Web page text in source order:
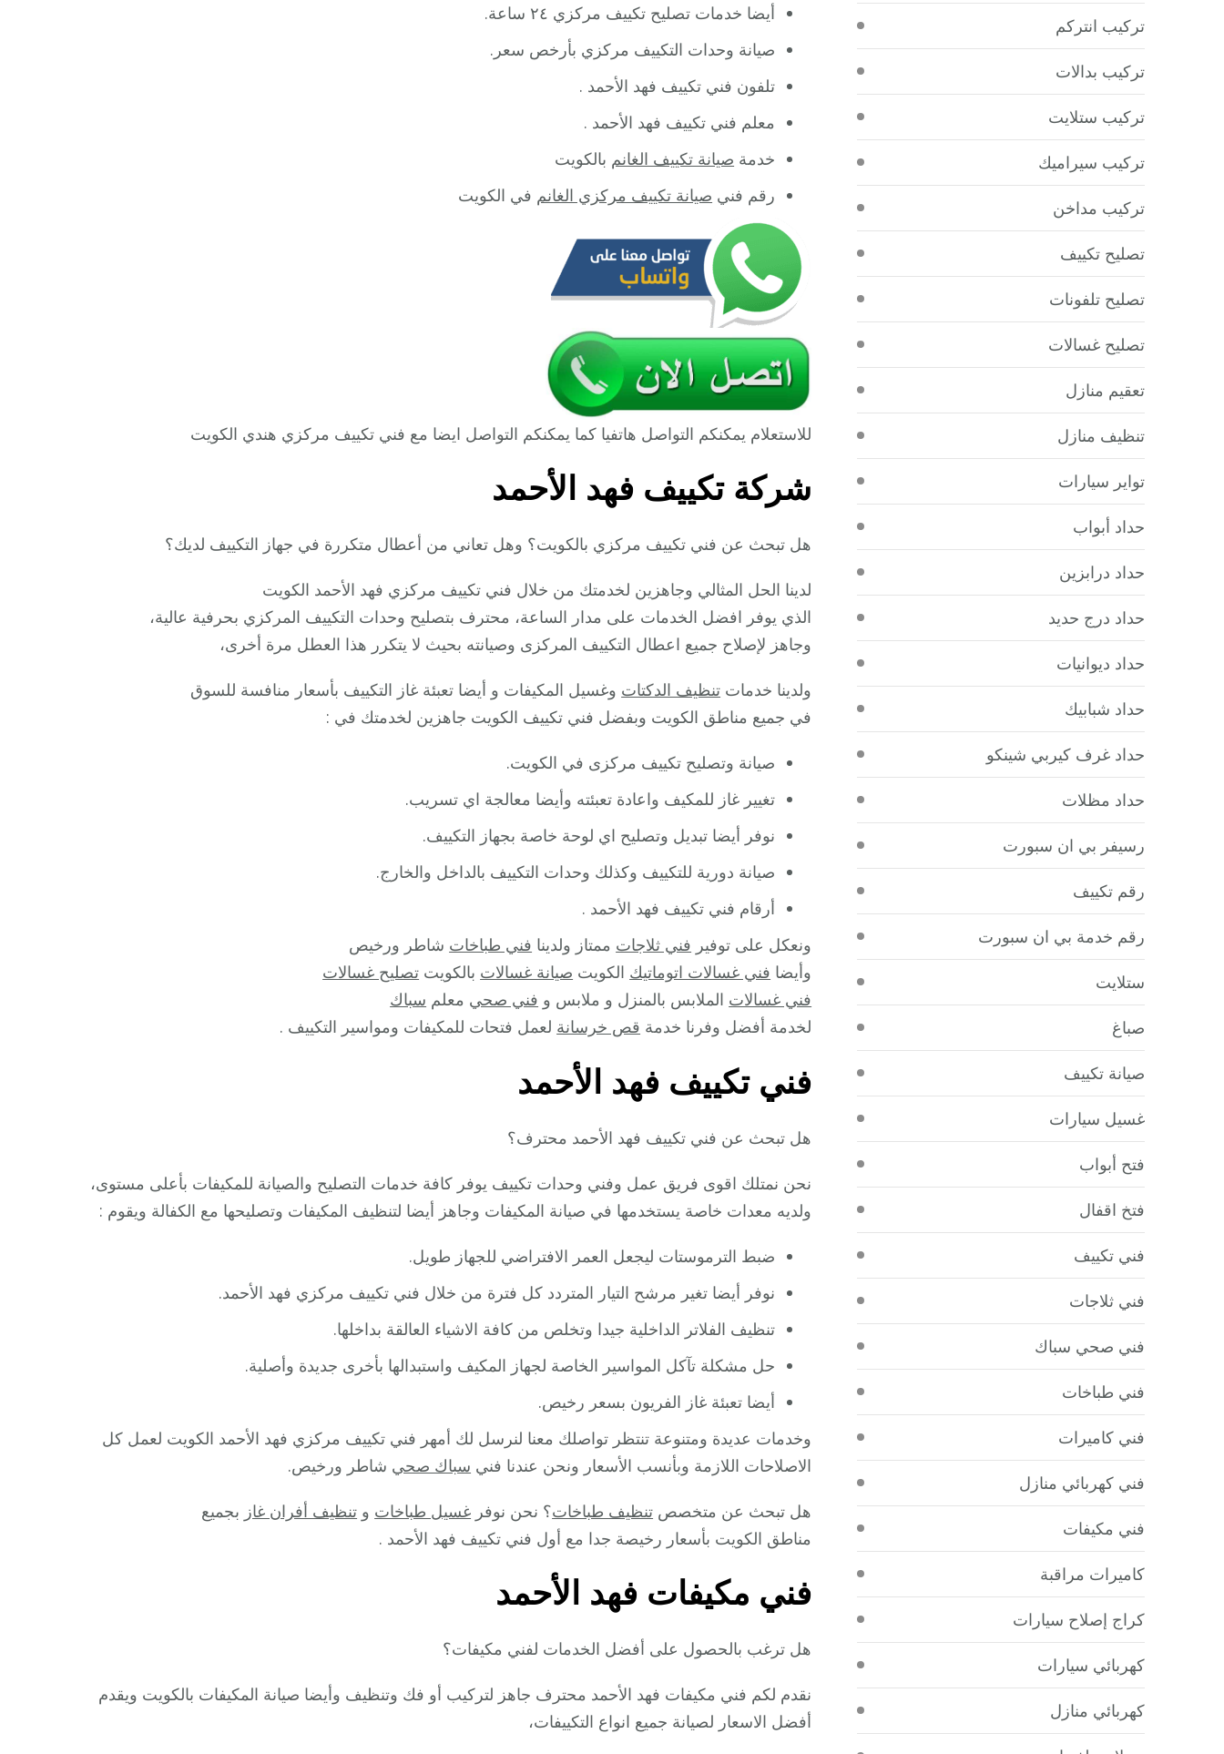
أيضا خدمات تصليح تكييف مركزي ٢٤ ساعة.
صيانة وحدات التكييف مركزي بأرخص سعر.
تلفون فني تكييف فهد الأحمد .
معلم فني تكييف فهد الأحمد .
خدمة صيانة تكييف الغانم بالكويت
رقم فني صيانة تكييف مركزي الغانم في الكويت
للاستعلام يمكنكم التواصل هاتفيا كما يمكنكم التواصل ايضا مع فني تكييف مركزي هندي الكويت
شركة تكييف فهد الأحمد
هل تبحث عن فني تكييف مركزي بالكويت؟ وهل تعاني من أعطال متكررة في جهاز التكييف لديك؟
لدينا الحل المثالي وجاهزين لخدمتك من خلال فني تكييف مركزي فهد الأحمد الكويت
الذي يوفر افضل الخدمات على مدار الساعة، محترف بتصليح وحدات التكييف المركزي بحرفية عالية،
وجاهز لإصلاح جميع اعطال التكييف المركزى وصيانته بحيث لا يتكرر هذا العطل مرة أخرى،
ولدينا خدمات تنظيف الدكتات وغسيل المكيفات و أيضا تعبئة غاز التكييف بأسعار منافسة للسوق
في جميع مناطق الكويت وبفضل فني تكييف الكويت جاهزين لخدمتك في :
صيانة وتصليح تكييف مركزى في الكويت.
تغيير غاز للمكيف واعادة تعبئته وأيضا معالجة اي تسريب.
نوفر أيضا تبديل وتصليح اي لوحة خاصة بجهاز التكييف.
صيانة دورية للتكييف وكذلك وحدات التكييف بالداخل والخارج.
أرقام فني تكييف فهد الأحمد .
ونعكل على توفير فني ثلاجات ممتاز ولدينا فني طباخات شاطر ورخيص
وأيضا فني غسالات اتوماتيك الكويت صيانة غسالات بالكويت تصليح غسالات
فني غسالات الملابس بالمنزل و ملابس و فني صحي معلم سباك
لخدمة أفضل وفرنا خدمة قص خرسانة لعمل فتحات للمكيفات ومواسير التكييف .
فني تكييف فهد الأحمد
هل تبحث عن فني تكييف فهد الأحمد محترف؟
نحن نمتلك اقوى فريق عمل وفني وحدات تكييف يوفر كافة خدمات التصليح والصيانة للمكيفات بأعلى مستوى،
ولديه معدات خاصة يستخدمها في صيانة المكيفات وجاهز أيضا لتنظيف المكيفات وتصليحها مع الكفالة ويقوم :
ضبط الترموستات ليجعل العمر الافتراضي للجهاز طويل.
نوفر أيضا تغير مرشح التيار المتردد كل فترة من خلال فني تكييف مركزي فهد الأحمد.
تنظيف الفلاتر الداخلية جيدا وتخلص من كافة الاشياء العالقة بداخلها.
حل مشكلة تآكل المواسير الخاصة لجهاز المكيف واستبدالها بأخرى جديدة وأصلية.
أيضا تعبئة غاز الفريون بسعر رخيص.
وخدمات عديدة ومتنوعة تنتظر تواصلك معنا لنرسل لك أمهر فني تكييف مركزي فهد الأحمد الكويت لعمل كل
الاصلاحات اللازمة وبأنسب الأسعار ونحن عندنا فني سباك صحي شاطر ورخيص.
هل تبحث عن متخصص تنظيف طباخات؟ نحن نوفر غسيل طباخات و تنظيف أفران غاز بجميع
مناطق الكويت بأسعار رخيصة جدا مع أول فني تكييف فهد الأحمد .
فني مكيفات فهد الأحمد
هل ترغب بالحصول على أفضل الخدمات لفني مكيفات؟
نقدم لكم فني مكيفات فهد الأحمد محترف جاهز لتركيب أو فك وتنظيف وأيضا صيانة المكيفات بالكويت ويقدم
أفضل الاسعار لصيانة جميع انواع التكييفات،
تركيب انتركم
تركيب بدالات
تركيب ستلايت
تركيب سيراميك
تركيب مداخن
تصليح تكييف
تصليح تلفونات
تصليح غسالات
تعقيم منازل
تنظيف منازل
تواير سيارات
حداد أبواب
حداد درابزين
حداد درج حديد
حداد ديوانيات
حداد شبابيك
حداد غرف كيربي شينكو
حداد مظلات
رسيفر بي ان سبورت
رقم تكييف
رقم خدمة بي ان سبورت
ستلايت
صباغ
صيانة تكييف
غسيل سيارات
فتح أبواب
فتخ اقفال
فني تكييف
فني ثلاجات
فني صحي سباك
فني طباخات
فني كاميرات
فني كهربائي منازل
فني مكيفات
كاميرات مراقبة
كراج إصلاح سيارات
كهربائي سيارات
كهربائي منازل